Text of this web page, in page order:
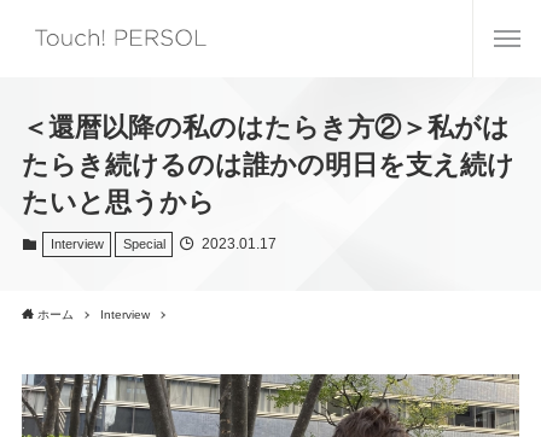
＜還暦以降の私のはたらき方②＞私がは
たらき続けるのは誰かの明日を支え続け
たいと思うから
Interview Special 2023.01.17
ホーム Interview